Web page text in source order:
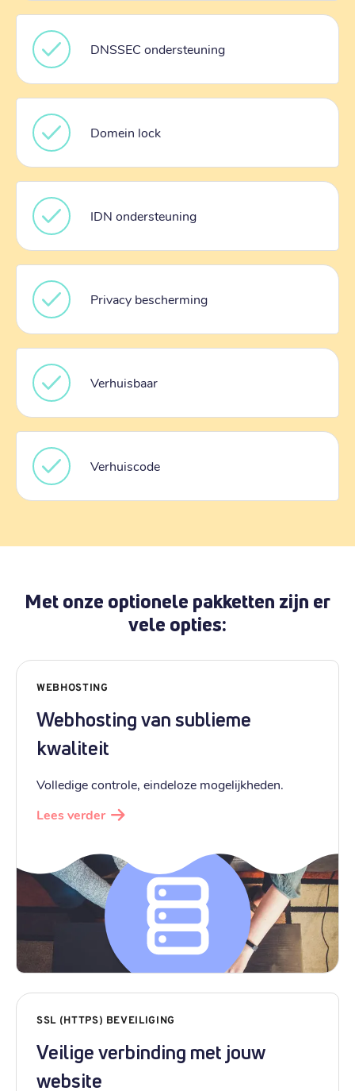
DNSSEC ondersteuning
Domein lock
IDN ondersteuning
Privacy bescherming
Verhuisbaar
Verhuiscode
Met onze optionele pakketten zijn er
vele opties:
WEBHOSTING
Webhosting van sublieme
kwaliteit
Volledige controle, eindeloze mogelijkheden.
Lees verder
SSL (HTTPS) BEVEILIGING
Veilige verbinding met jouw
website